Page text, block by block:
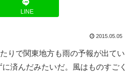
LINE
2015.05.05
りで関東地方も雨の予報が出てい
済んだみたいだ。風はものすごく